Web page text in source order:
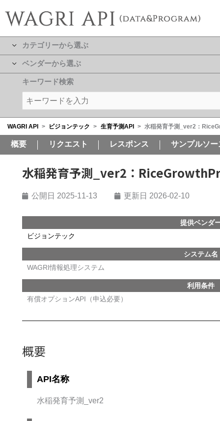
カテゴリーから選ぶ
ベンダーから選ぶ
キーワード検索
WAGRI API > ビジョンテック > 生育予測API > 水稲発育予測_ver2：
概要 リクエスト レスポンス サンプルソ
水稲発育予測_ver2：
公開日 2025-11-13 更新日 2026-02-10
提供ベンダ
ビジョンテック
システム名
WAGRI情報処理システム
利用条件
有償オプションAPI（申込必要）
概要
API名称
水稲発育予測_ver2